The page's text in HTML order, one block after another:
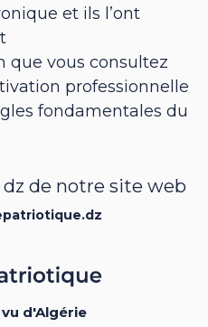
et ils l’ont
que vous consultez
professionnelle
fondamentales du
dz de notre site web
d'Algérie